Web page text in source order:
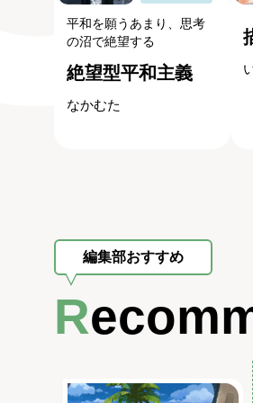
平和を願うあまり、思考
の沼で絶望する
絶望型平和主義
なかむた
編集部おすすめ